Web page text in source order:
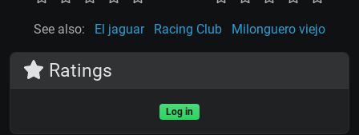
See also: El jaguar Racing Club Milonguero viejo
Ratings
Log in